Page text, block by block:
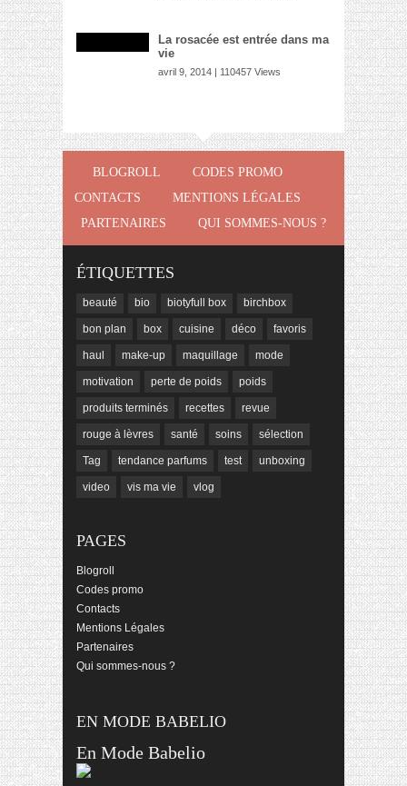
La rosacée est entrée dans ma
vie
avril 9, 2014 | 110457 Views
BLOGROLL
CODES PROMO
CONTACTS
MENTIONS LÉGALES
PARTENAIRES
QUI SOMMES-NOUS ?
ÉTIQUETTES
beauté bio biotyfull box birchbox
bon plan box cuisine déco favoris
haul make-up maquillage mode
motivation perte de poids poids
produits terminés recettes revue
rouge à lèvres santé soins sélection
Tag tendance parfums test unboxing
video vis ma vie vlog
PAGES
Blogroll
Codes promo
Contacts
Mentions Légales
Partenaires
Qui sommes-nous ?
EN MODE BABELIO
En Mode Babelio